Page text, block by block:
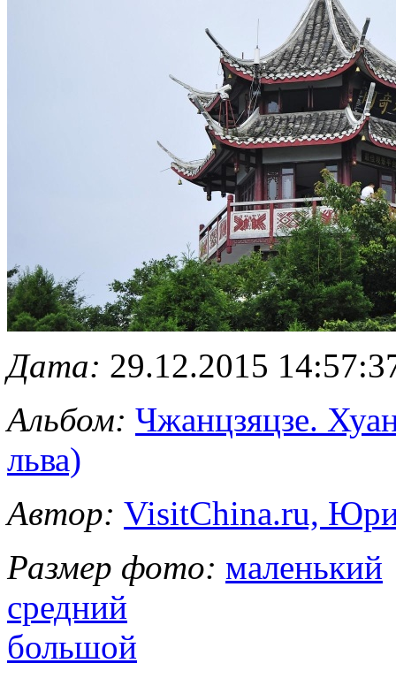
Дата: 29.12.2015
Альбом: Чжанцзяцзе.
льва)
Автор: VisitChina.ru,
Размер фото: маленький
средний
большой